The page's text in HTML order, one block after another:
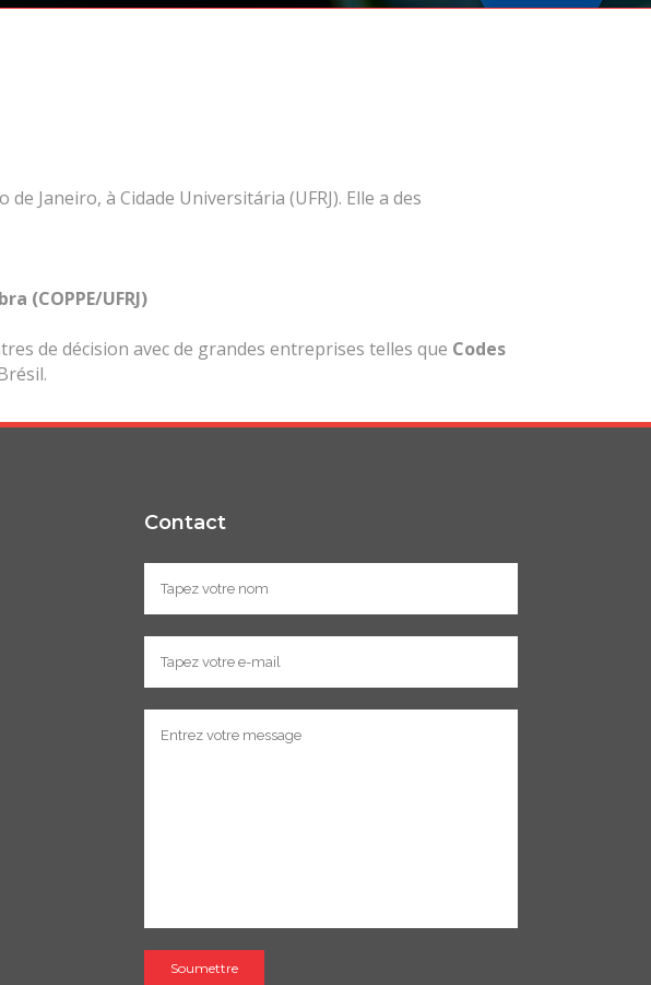
Janeiro, à Cidade Universitária (UFRJ). Elle a des
(COPPE/UFRJ)
de décision avec de grandes entreprises telles que Codes
Contact